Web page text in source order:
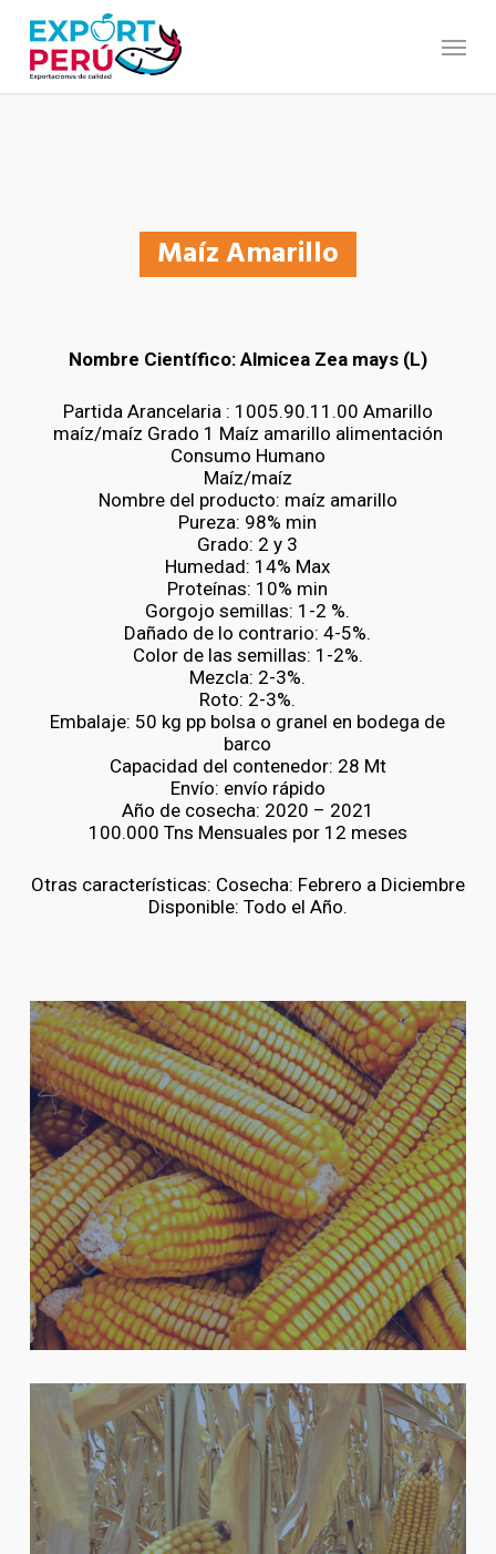
main
content
Maíz Amarillo
Nombre Científico: Almicea Zea mays (L)
Partida Arancelaria : 1005.90.11.00 Amarillo
maíz/maíz Grado 1 Maíz amarillo alimentación
Consumo Humano
Maíz/maíz
Nombre del producto: maíz amarillo
Pureza: 98% min
Grado: 2 y 3
Humedad: 14% Max
Proteínas: 10% min
Gorgojo semillas: 1-2 %.
Dañado de lo contrario: 4-5%.
Color de las semillas: 1-2%.
Mezcla: 2-3%.
Roto: 2-3%.
Embalaje: 50 kg pp bolsa o granel en bodega de
barco
Capacidad del contenedor: 28 Mt
Envío: envío rápido
Año de cosecha: 2020 – 2021
100.000 Tns Mensuales por 12 meses
Otras características: Cosecha: Febrero a Diciembre
Disponible: Todo el Año.